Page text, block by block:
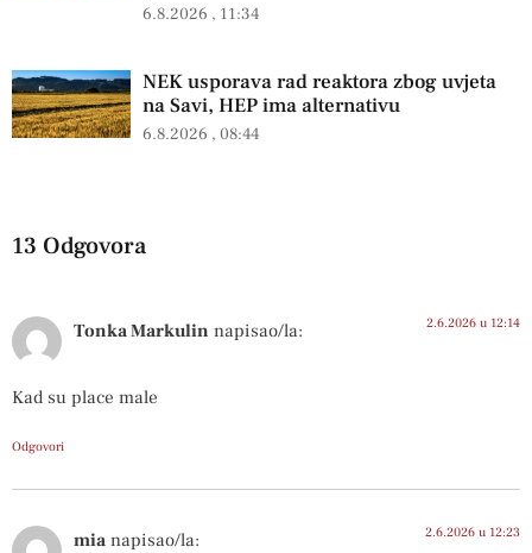
6.8.2026 11:34
NEK usporava rad reaktora zbog uvjeta
na Savi, HEP ima alternativu
6.8.2026 08:44
13 Odgovora
Tonka Markulin napisao/la: 2.6.2026 u 12:14
Kad su place male
Odgovori
mia napisao/la: 2.6.2026 u 12:23